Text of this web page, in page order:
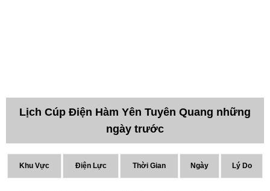
Lịch Cúp Điện Hàm Yên Tuyên Quang những
ngày trước
Khu Vực Điện Lực Thời Gian Ngày Lý Do